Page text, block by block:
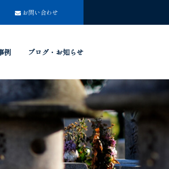
お問い合わせ
例 ブログ・お知らせ